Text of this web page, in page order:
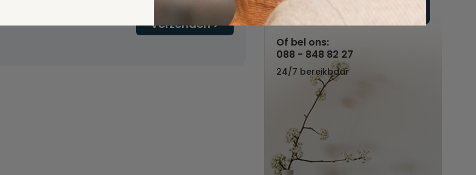
Verzenden
Vul hier uw wensen in
Of bel ons:
088 - 848 82 27
24/7 bereikbaar